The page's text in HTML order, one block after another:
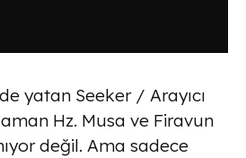
yatan Seeker / Arayıcı
Hz. Musa ve Firavun
değil. Ama sadece